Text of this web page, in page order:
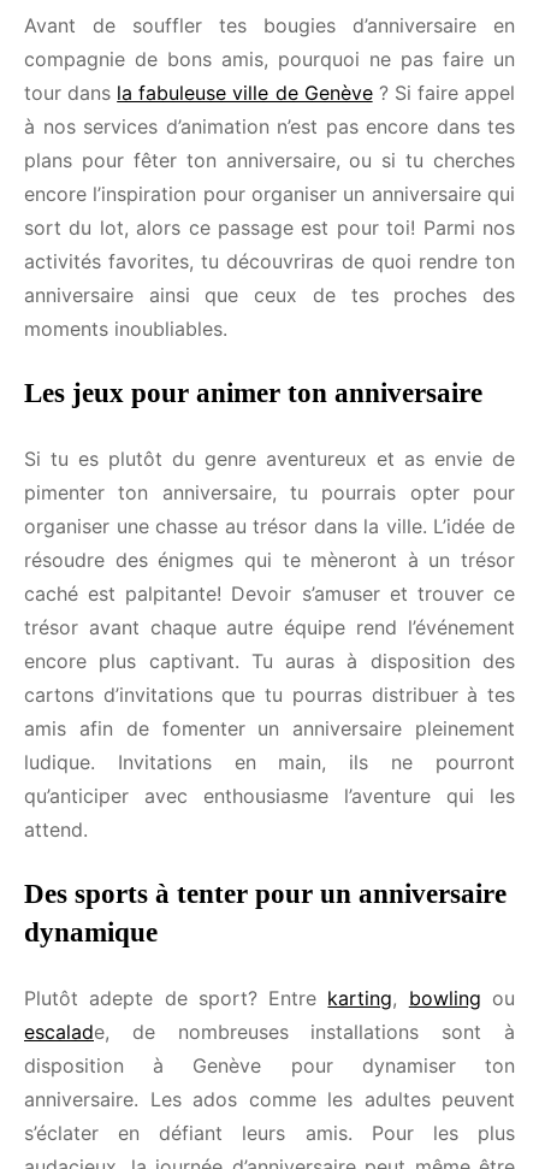
qu’on apprécie particulièrement sur Genève pour
donner un coup de pouce à l’organisation de ton
anniversaire adulte.
Avant de souffler tes bougies d’anniversaire en
compagnie de bons amis, pourquoi ne pas faire un
tour dans
la fabuleuse ville de Genève
? Si faire
appel à nos services d’animation n’est pas encore
dans tes plans pour fêter ton anniversaire, ou si tu
cherches encore l’inspiration pour organiser un
pour toi! Parmi nos activités favorites, tu
que ceux de tes proches des moments inoubliables.
Les jeux pour animer ton anniversaire
Si tu es plutôt du genre aventureux et as envie de
pimenter ton anniversaire, tu pourrais opter pour
organiser une chasse au trésor dans la ville. L’idée
de résoudre des énigmes qui te mèneront à un
trésor caché est palpitante! Devoir s’amuser et
trouver ce trésor avant chaque autre équipe rend
l’événement encore plus captivant. Tu auras à
disposition des cartons d’invitations que tu pourras
anniversaire pleinement ludique. Invitations en
main, ils ne pourront qu’anticiper avec
enthousiasme l’aventure qui les attend.
Des sports à tenter pour un
anniversaire dynamique
Plutôt adepte de sport? Entre karting, bowling
ou
escalad
e, de nombreuses installations sont à
Prénom*
Email*
Région*
Diversi0n par email.